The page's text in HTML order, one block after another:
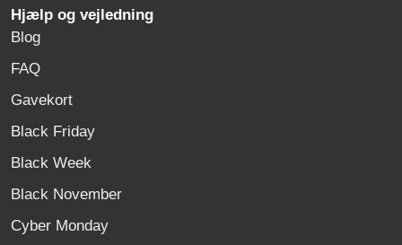
Hjælp og vejledning
Blog
FAQ
Gavekort
Black Friday
Black Week
Black November
Cyber Monday